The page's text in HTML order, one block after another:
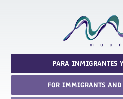
PARA INMIGRANTES
FOR IMMIGRANTS